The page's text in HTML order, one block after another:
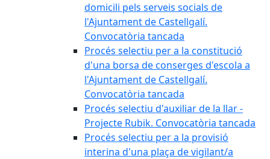
domicili pels serveis socials de
l'Ajuntament de Castellgalí.
Convocatòria tancada
Procés selectiu per a la constitució
d'una borsa de conserges d'escola a
l'Ajuntament de Castellgalí.
Convocatòria tancada
Procés selectiu d'auxiliar de la llar -
Projecte Rubik. Convocatòria tancada
Procés selectiu per a la provisió
interina d'una plaça de vigilant/a